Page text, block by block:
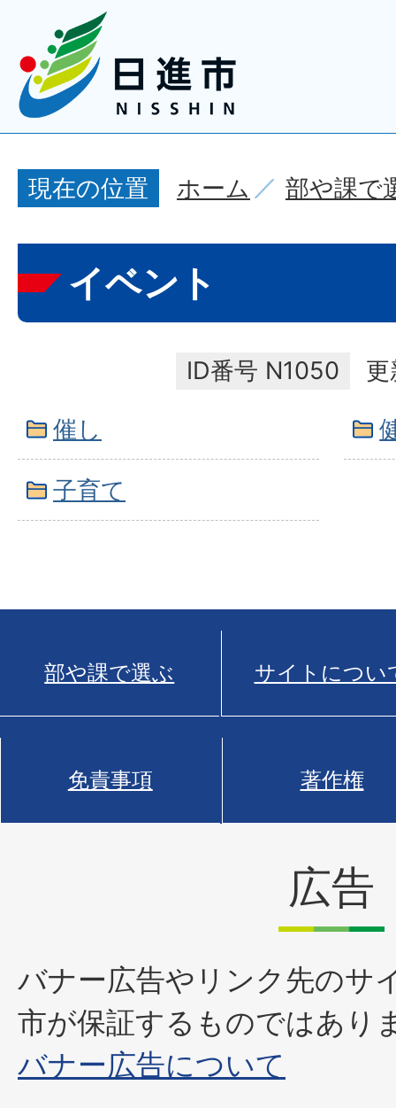
現在の位置 ホーム 部や課で
イベント
ID番号 N1050
催し
子育て
部や課で選ぶ サイトについ
免責事項 著作権
広告
バナー広告やリンク先のサ
市が保証するものではあり
バナー広告について